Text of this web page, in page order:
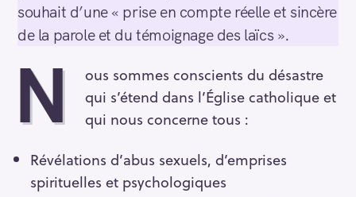
souhait d’une « prise en compte réelle et sincère
de la parole et du témoignage des laïcs ».
N
ous sommes conscients du désastre
qui s’étend dans l’Église catholique et
qui nous concerne tous :
Révélations d’abus sexuels, d’emprises
spirituelles et psychologiques